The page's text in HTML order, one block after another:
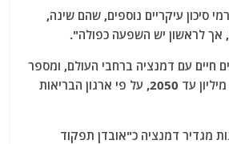
סיכון עיקריים נוספים, שהם שינה,
אך לראשון יש השפעה כפולה".
אנשים חיים עם דמנציה ברחבי העולם, ומספר
זה צפוי לעלות ל-153 מיליון עד 2050, על פי ארגון הבריאות
מגדיר דמנציה כ"אובדן תפקוד